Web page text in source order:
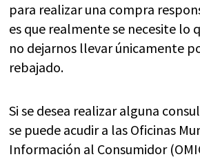
para realizar una compra
es que realmente se necesite lo
no dejarnos llevar únicamente
rebajado.
Si se desea realizar alguna
se puede acudir a las Oficinas
Información al Consumidor